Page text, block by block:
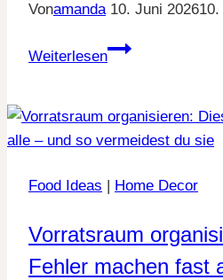
Vonamanda 10. Juni 2026
Weiterlesen
9
Ideen
für
Fans
Food Ideas | Home Decor
Vorratsraum
Fehler machen fast